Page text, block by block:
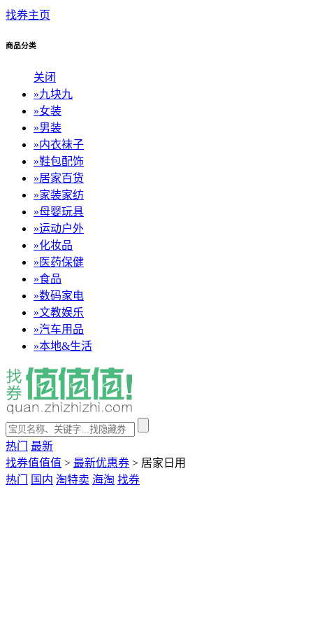
找券主页
商品分类
关闭
»九块九
»女装
»男装
»内衣袜子
»鞋包配饰
»居家百货
»家装家纺
»母婴玩具
»运动户外
»化妆品
» 医药保健
»食品
»数码家电
»文教娱乐
»汽车用品
»本地&生活
热门
最新
找券值值值 > 最新优惠券 > 居家日用
热门
国内 淘特卖 海淘 找券